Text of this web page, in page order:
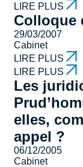
LIRE PLUS
Colloque
29/03/2007
Cabinet
LIRE PLUS
LIRE PLUS
Les
elles,
appel ?
06/12/2005
Cabinet